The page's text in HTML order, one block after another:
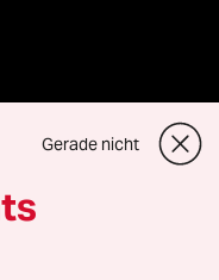
Gerade nicht